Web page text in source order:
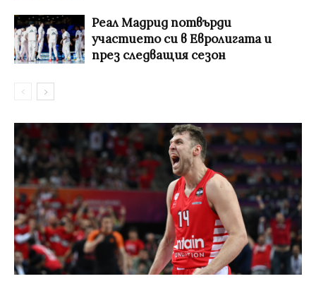
Реал Мадрид потвърди
участието си в Евролигата и
през следващия сезон